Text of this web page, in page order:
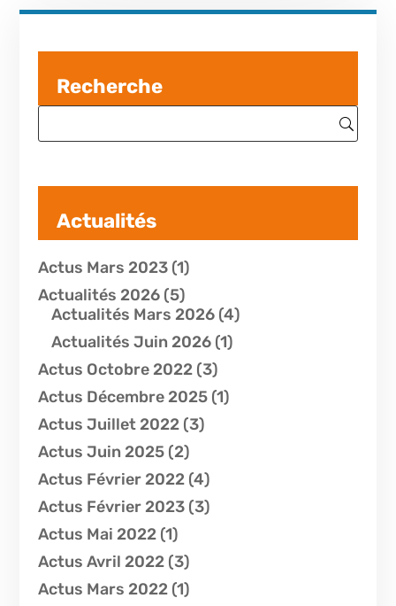
Recherche
Actualités
Actus Mars 2023(1)
Actualités 2026(5)
Actualités Mars 2026(4)
Actualités Juin 2026(1)
Actus Octobre 2022(3)
Actus Décembre 2025(1)
Actus Juillet 2022(3)
Actus Juin 2025(2)
Actus Février 2022(4)
Actus Février 2023(3)
Actus Mai 2022(1)
Actus Avril 2022(3)
Actus Mars 2022(1)